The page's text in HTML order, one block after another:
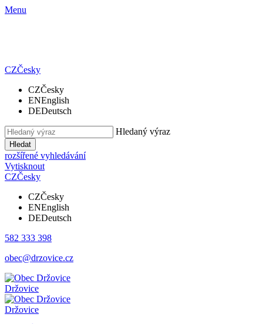
Menu
CZČesky
CZČesky
ENEnglish
DEDeutsch
Hledaný výraz
Hledat
rozšířené vyhledávání
Vytisknout
CZČesky
CZČesky
ENEnglish
DEDeutsch
582 333 398
obec@drzovice.cz
Držovice
Držovice